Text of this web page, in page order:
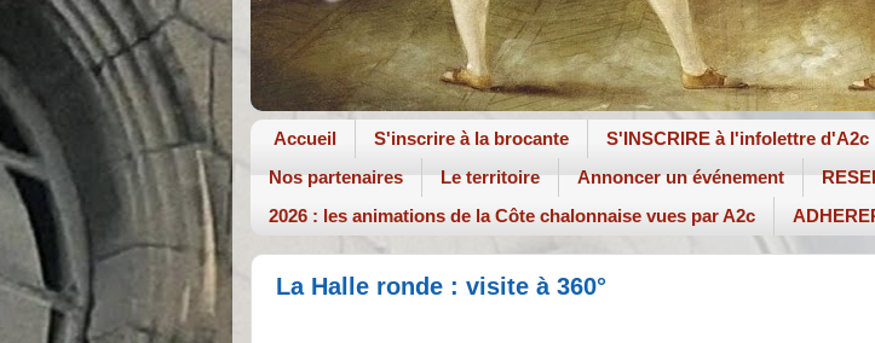
Accueil S'inscrire à la brocante S'INSCRIRE à l'infolettre d'A2c
Nos partenaires
Le territoire Annoncer un événement
2026 : les animations de la Côte chalonnaise vues par A2c
La Halle ronde : visite à 360°